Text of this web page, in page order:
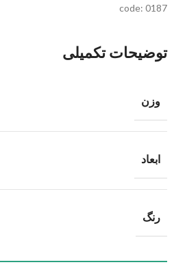
code: 0187
توضیحات تکمیلی
وزن
ابعاد
رنگ